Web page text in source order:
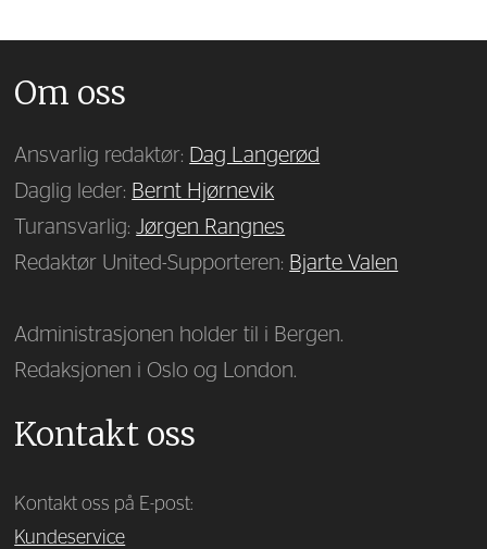
Om oss
Ansvarlig redaktør: Dag Langerød
Daglig leder: Bernt Hjørnevik
Turansvarlig:Jørgen Rangnes
Redaktør United-Supporteren: Bjarte Valen
Administrasjonen holder til i Bergen.
Redaksjonen i Oslo og London.
Kontakt oss
Kontakt oss på E-post:
Kundeservice